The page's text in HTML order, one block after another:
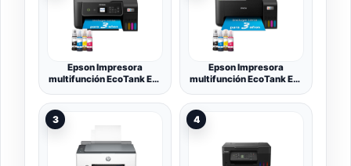
Epson Impresora
multifunción EcoTank ET-
Tinta, conexión Wi-Fi y
hasta 3 años de Tinta
Epson Impresora
multifunción EcoTank ET-
Tinta, conexión Wi-Fi y
hasta 3 años de Tinta
3 4